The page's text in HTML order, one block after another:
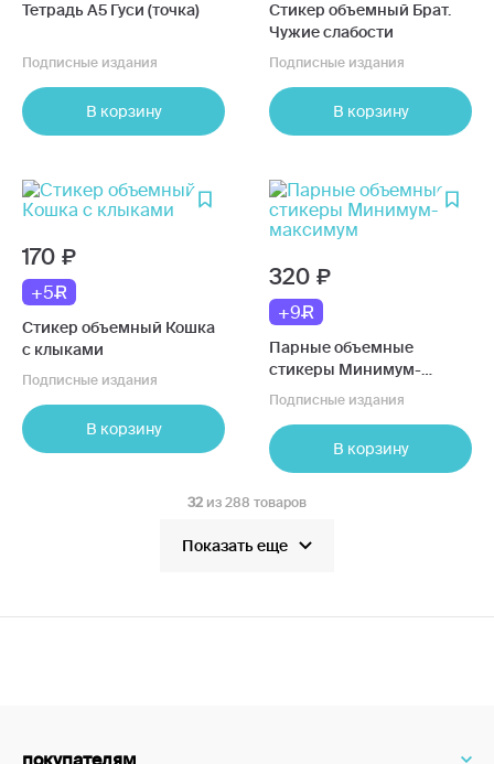
Тетрадь А5 Гуси (точка)
Подписные издания
В корзину
Стикер объемный Брат.
Чужие слабости
Подписные издания
В корзину
170
+5
Стикер объемный Кошка
с клыками
Подписные издания
В корзину
320
+9
Парные объемные
стикеры Минимум-
максимум
Подписные издания
В корзину
32 из 288 товаров
Показать еще
покупателям